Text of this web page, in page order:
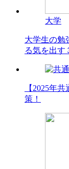
大学
大学生の勉
る気を出す
【2025年
策！